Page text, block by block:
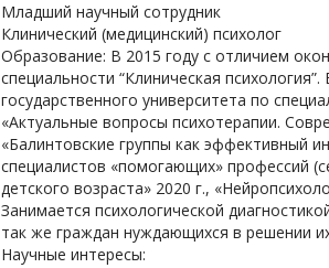
Младший научный сотрудник
Клинический (медицинский) психолог
Образование: В 2015 году с отличием
специальности “Клиническая
государственного университета по
«Актуальные вопросы психотерапии.
«Балинтовские группы как эффективный
специалистов «помогающих» профессий
детского возраста» 2020 г.,
Занимается психологической
так же граждан нуждающихся в решении
Научные интересы: